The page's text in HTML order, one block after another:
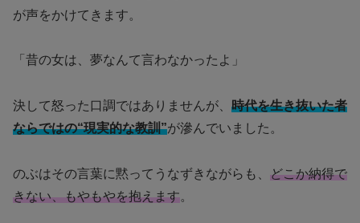
が声をかけてきます。
「昔の女は、夢なんて言わなかったよ」
決して怒った口調ではありませんが、 時代を生き抜いた者
ならではの“現実的な教訓”が滲んでいました。
のぶはその言葉に黙ってうなずきながらも、 どこか納得で
きない、もやもやを抱えます。